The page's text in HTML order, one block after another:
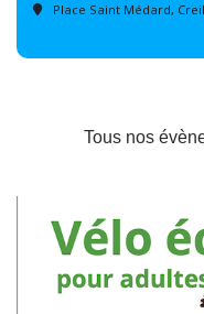
Place Saint Médard, Creil
Tous nos